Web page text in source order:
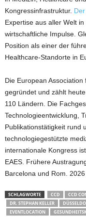
Kongressinfrastruktur.
Expertise aus aller Welt
wirtschaftliche Impulse.
Position als einer der
Healthcare-Standorte in
Die European
gegründet und zählt
110 Ländern. Die
Technologieentwicklung,
Publikationstätigkeit rund
technologiegestützte
internationale Kongress
EAES. Frühere
Barcelona und Rom.
SCHLAGWORTE CCD CCD
DR. STEPHAN KELLER
EVENTLOCATION